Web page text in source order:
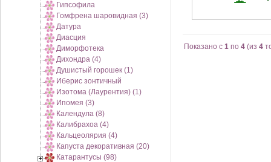
Гипсофила
Гомфрена шаровидная (3)
Датура
Диасция
Диморфотека
Дихондра (4)
Душистый горошек (1)
Иберис зонтичный
Изотома (Лаурентия) (1)
Ипомея (3)
Календула (8)
Калибрахоа (4)
Кальцеолярия (4)
Капуста декоративная (20)
Катарантусы (98)
Показано с 1 по 4 (из 4